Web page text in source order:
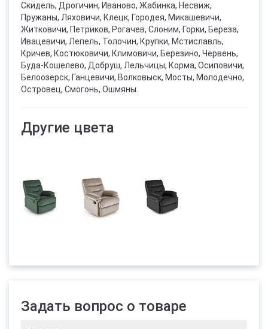
Скидель, Дрогичин, Иваново, Жабинка, Несвиж,
Пружаны, Ляховичи, Клецк, Городея, Микашевичи,
Житковичи, Петриков, Рогачев, Слоним, Горки, Береза,
Ивацевичи, Лепель, Толочин, Крупки, Мстиславль,
Кричев, Костюковичи, Климовичи, Березино, Червень,
Буда-Кошелево, Добруш, Лельчицы, Корма, Осиповичи,
Белоозерск, Ганцевичи, Волковыск, Мосты, Молодечно,
Островец, Смогонь, Ошмяны.
Другие цвета
Задать вопрос о товаре